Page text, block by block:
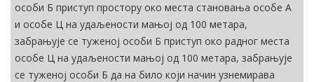
особи Б приступ простору око места становања особе А
и особе Ц на удаљености мањој од 100 метара,
забрањује се туженој особи Б приступ око радног места
особе Ц на удаљености мањој од 100 метара, забрањује
се туженој особи Б да на било који начин узнемирава